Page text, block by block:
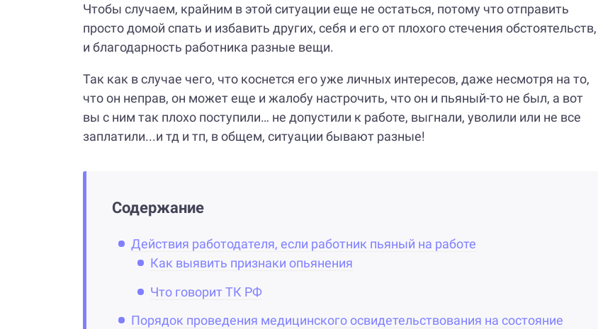
Чтобы случаем, крайним в этой ситуации еще не остаться, потому что отправить
просто домой спать и избавить других, себя и его от плохого стечения обстоятельств,
и благодарность работника разные вещи.
Так как в случае чего, что коснется его уже личных интересов, даже несмотря на то,
что он неправ, он может еще и жалобу настрочить, что он и пьяный-то не был, а вот
вы с ним так плохо поступили… не допустили к работе, выгнали, уволили или не все
заплатили...и тд и тп, в общем, ситуации бывают разные!
Содержание
Действия работодателя, если работник пьяный на работе
Как выявить признаки опьянения
Что говорит ТК РФ
Порядок проведения медицинского освидетельствования на состояние